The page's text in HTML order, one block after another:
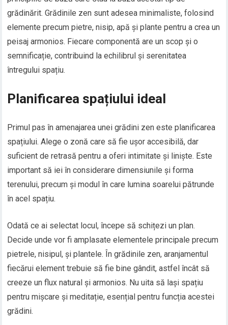
grădinărit. Grădinile zen sunt adesea minimaliste, folosind
elemente precum pietre, nisip, apă și plante pentru a crea un
peisaj armonios. Fiecare componentă are un scop și o
semnificație, contribuind la echilibrul și serenitatea
întregului spațiu.
Planificarea spațiului ideal
Primul pas în amenajarea unei grădini zen este planificarea
spațiului. Alege o zonă care să fie ușor accesibilă, dar
suficient de retrasă pentru a oferi intimitate și liniște. Este
important să iei în considerare dimensiunile și forma
terenului, precum și modul în care lumina soarelui pătrunde
în acel spațiu.
Odată ce ai selectat locul, începe să schițezi un plan.
Decide unde vor fi amplasate elementele principale precum
pietrele, nisipul, și plantele. În grădinile zen, aranjamentul
fiecărui element trebuie să fie bine gândit, astfel încât să
creeze un flux natural și armonios. Nu uita să lași spațiu
pentru mișcare și meditație, esențial pentru funcția acestei
grădini.